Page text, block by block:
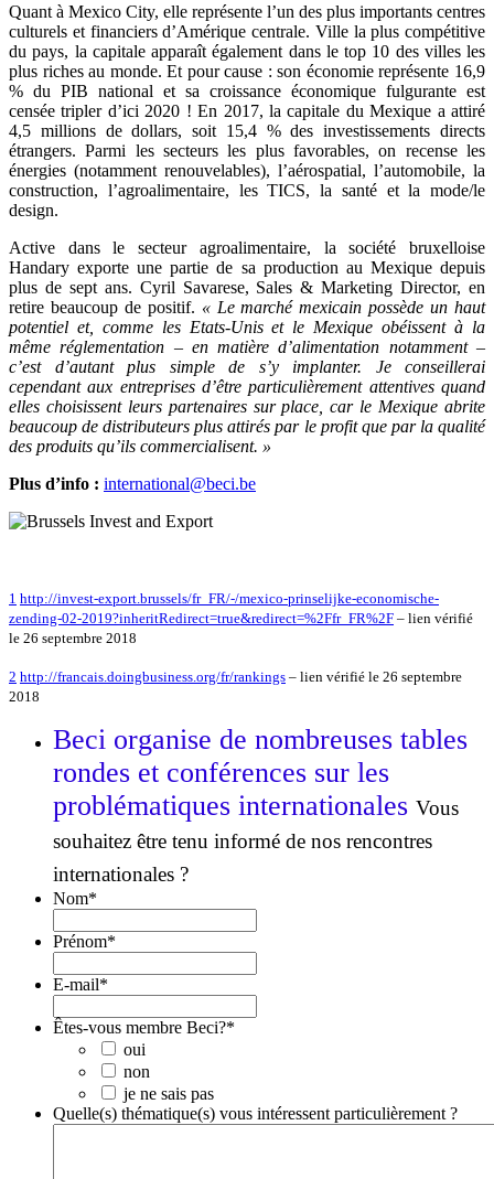
Quant à Mexico City, elle représente l’un des plus importants centres
culturels et financiers d’Amérique centrale. Ville la plus compétitive
du pays, la capitale apparaît également dans le top 10 des villes les
plus riches au monde. Et pour cause : son économie représente 16,9
% du PIB national et sa croissance économique fulgurante est
censée tripler d’ici 2020 ! En 2017, la capitale du Mexique a attiré
4,5 millions de dollars, soit 15,4 % des investissements directs
étrangers. Parmi les secteurs les plus favorables, on recense les
énergies (notamment renouvelables), l’aérospatial, l’automobile, la
construction, l’agroalimentaire, les TICS, la santé et la mode/le
design.
Active dans le secteur agroalimentaire, la société bruxelloise
Handary exporte une partie de sa production au Mexique depuis
plus de sept ans. Cyril Savarese, Sales & Marketing Director, en
retire beaucoup de positif. « Le marché mexicain possède un haut
potentiel et, comme les Etats-Unis et le Mexique obéissent à la
même réglementation – en matière d’alimentation notamment –
c’est d’autant plus simple de s’y implanter. Je conseillerai
cependant aux entreprises d’être particulièrement attentives quand
elles choisissent leurs partenaires sur place, car le Mexique abrite
beaucoup de distributeurs plus attirés par le profit que par la qualité
des produits qu’ils commercialisent. »
Plus d’info : international@beci.be
1 http://invest-export.brussels/fr_FR/-/mexico-prinselijke-economische-
zending-02-2019?inheritRedirect=true&redirect=%2Ffr_FR%2F – lien vérifié
le 26 septembre 2018
2 http://francais.doingbusiness.org/fr/rankings – lien vérifié le 26 septembre
2018
Beci organise de nombreuses tables
rondes et conférences sur les
problématiques internationales Vous
souhaitez être tenu informé de nos rencontres
internationales ?
Nom*
Prénom*
E-mail*
Êtes-vous membre Beci?*
oui
non
je ne sais pas
Quelle(s) thématique(s) vous intéressent particulièrement ?